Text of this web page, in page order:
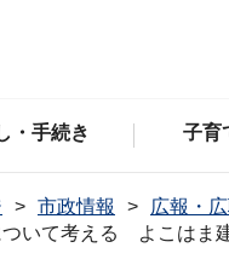
・手続き 子育
市政情報 広報・
いて考える よこはま